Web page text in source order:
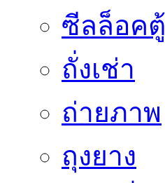
ซีลล็อคตู้
ถั่งเช่า
ถ่ายภาพ
ถุงยาง